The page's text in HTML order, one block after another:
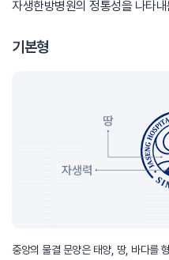
자생한방병원의 정통성을 나타
기본형
중앙의 물결 문양은 태양, 땅, 바다를